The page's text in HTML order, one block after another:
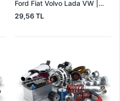
Ford Fiat Volvo Lada VW |
GOVA B090
29,56 TL